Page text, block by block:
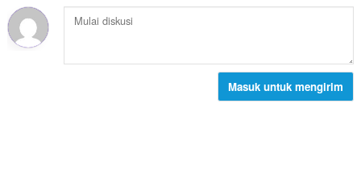
Masuk untuk mengirim